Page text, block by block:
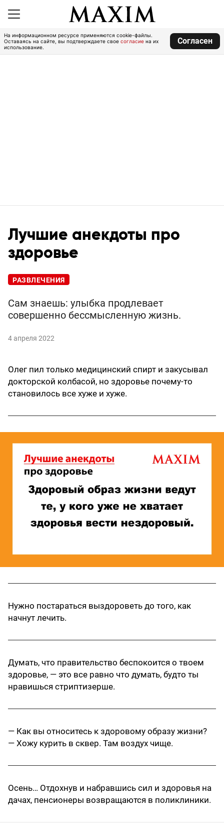
На информационном ресурсе применяются cookie-файлы.
Оставаясь на сайте, вы подтверждаете свое согласие на их
использование.
Согласен
Лучшие анекдоты про
здоровье
РАЗВЛЕЧЕНИЯ
Сам знаешь: улыбка продлевает
совершенно бессмысленную жизнь.
4 апреля 2022
Олег пил только медицинский спирт и закусывал
докторской колбасой, но здоровье почему-то
становилось все хуже и хуже.
Нужно постараться выздороветь до того, как
начнут лечить.
Думать, что правительство беспокоится о твоем
здоровье, — это все равно что думать, будто ты
нравишься стриптизерше.
— Как вы относитесь к здоровому образу жизни?
— Хожу курить в сквер. Там воздух чище.
Осень… Отдохнув и набравшись сил и здоровья на
дачах, пенсионеры возвращаются в поликлиники.